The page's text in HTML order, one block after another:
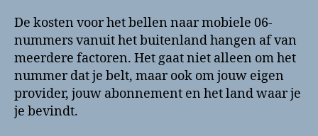
De kosten voor het bellen naar mobiele 06-
nummers vanuit het buitenland hangen af van
meerdere factoren. Het gaat niet alleen om het
nummer dat je belt, maar ook om jouw eigen
provider, jouw abonnement en het land waar je
je bevindt.